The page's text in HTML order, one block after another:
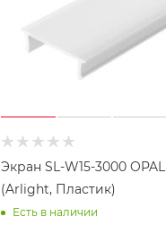
Экран SL-W15-3000 OPAL
(Arlight, Пластик)
Есть в наличии